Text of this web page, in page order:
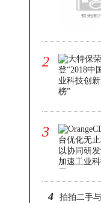
2
3
4 拍拍二手